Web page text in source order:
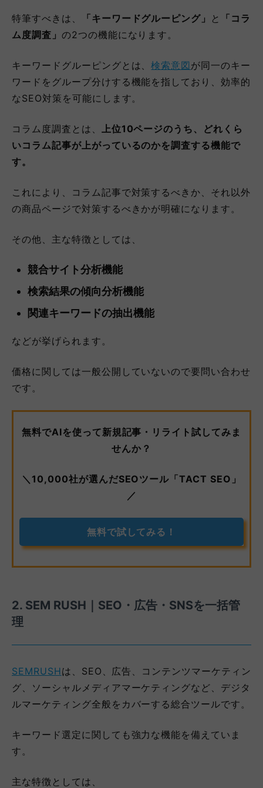
特筆すべきは、 「キーワードグルーピング」 と
「コラ
ム度調査」 の2つの機能になります。
キーワードグルーピングとは、検索意図が同一のキー
ワードをグループ分けする機能を指しており、効率的
なSEO対策を可能にします。
コラム度調査とは、
上位10ページのうち、どれくら
いコラム記事が上がっているのかを調査する機能で
す。
これにより、コラム記事で対策するべきか、それ以外
の商品ページで対策するべきかが明確になります。
その他、主な特徴としては、
競合サイト分析機能
検索結果の傾向分析機能
関連キーワードの抽出機能
などが挙げられます。
価格に関しては一般公開していないので要問い合わせ
です。
無料でAIを使って新規記事・リライト試してみま
せんか？
＼10,000社が選んだSEOツール「TACT SEO」
／
無料で試してみる！
2. SEM RUSH｜SEO・広告・SNSを一括管
理
SEMRUSHは、SEO、広告、コンテンツマーケティン
グ、ソーシャルメディアマーケティングなど、デジタ
ルマーケティング全般をカバーする総合ツールです。
キーワード選定に関しても強力な機能を備えていま
す。
主な特徴としては、